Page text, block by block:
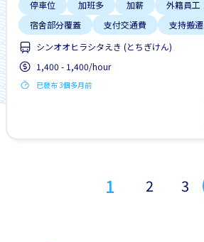
停車位 加班多 加薪 外籍員工
宿舍部分覆蓋
支付交通費 支持搬遷
シンオオヒラシタえき (とちぎけん)
1,400 - 1,400/hour
已發布 3個多月前
1 2 3